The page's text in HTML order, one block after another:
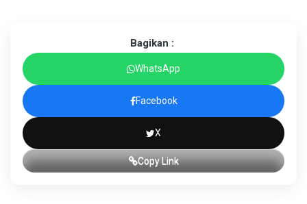
Bagikan :
WhatsApp
Facebook
X
Copy Link